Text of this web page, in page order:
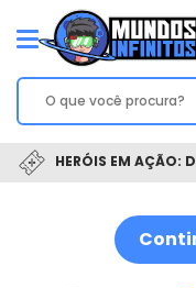
HERÓIS EM